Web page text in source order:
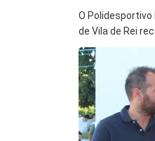
O
de Vila de Rei